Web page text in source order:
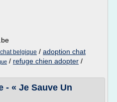
belgique / adoption chat
/ refuge chien adopter /
- « Je Sauve Un